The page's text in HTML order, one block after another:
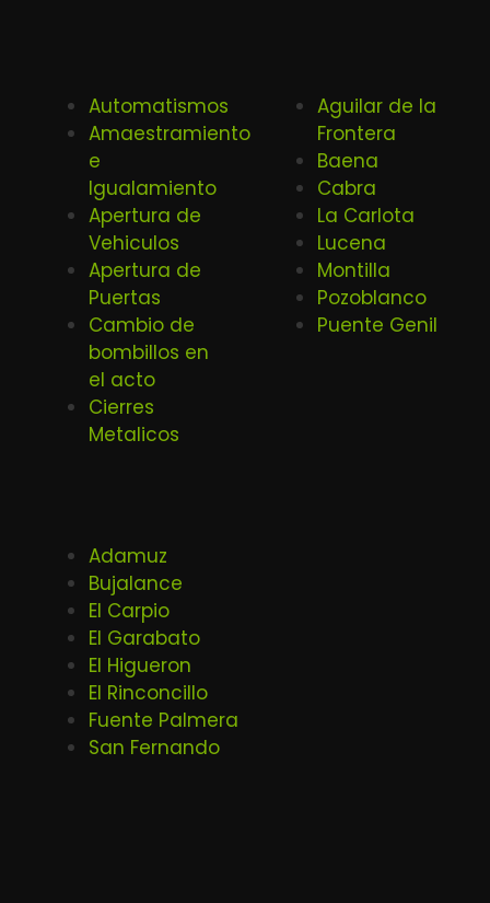
Automatismos
Amaestramiento
e
Igualamiento
Apertura de
Vehiculos
Apertura de
Puertas
Cambio de
bombillos en
el acto
Cierres
Metalicos
Aguilar de la
Frontera
Baena
Cabra
La Carlota
Lucena
Montilla
Pozoblanco
Puente Genil
Adamuz
Bujalance
El Carpio
El Garabato
El Higueron
El Rinconcillo
Fuente Palmera
San Fernando